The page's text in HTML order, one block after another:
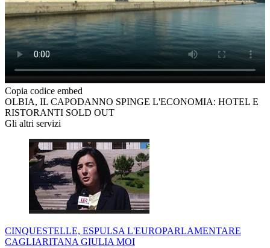
Copia codice embed
OLBIA, IL CAPODANNO SPINGE L'ECONOMIA: HOTEL E
RISTORANTI SOLD OUT
Gli altri servizi
CINQUESTELLE, ESPULSA L'EUROPARLAMENTARE
CAGLIARITANA GIULIA MOI